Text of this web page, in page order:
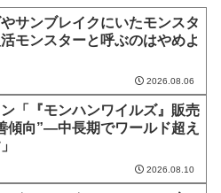
サンブレイクにいたモンスタ
モンスターと呼ぶのはやめよ
2026.08.06
「『モンハンワイルズ』販売
傾向”―中長期でワールド超え
2026.08.10